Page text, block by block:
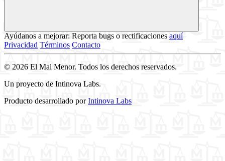
Ayúdanos a mejorar: Reporta bugs o rectificaciones aquí
Privacidad Términos Contacto
© 2026 El Mal Menor. Todos los derechos reservados.
Un proyecto de Intinova Labs.
Producto desarrollado porIntinova Labs